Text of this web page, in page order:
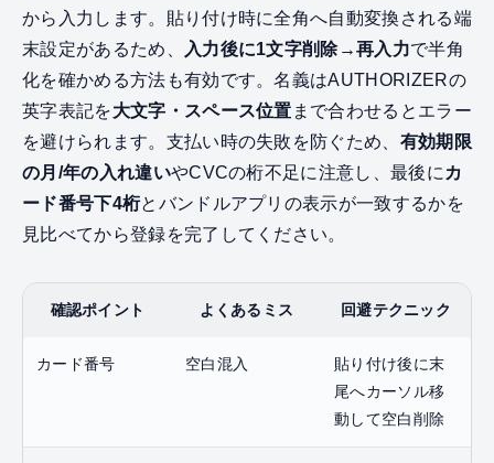
から入力します。貼り付け時に全角へ自動変換される端
末設定があるため、
入力後に1文字削除→再入力で半角
化を確かめる方法も有効です。名義はAUTHORIZERの
英字表記を大文字・スペース位置 まで合わせるとエラー
を避けられます。支払い時の失敗を防ぐため、 有効期限
の月/年の入れ違いやCVCの桁不足に注意し、最後に カ
ード番号下4桁とバンドルアプリの表示が一致するかを
見比べてから登録を完了してください。
確認ポイント よくあるミス 回避テクニック
カード番号 空白混入
貼り付け後に末
尾へカーソル移
動して空白削除